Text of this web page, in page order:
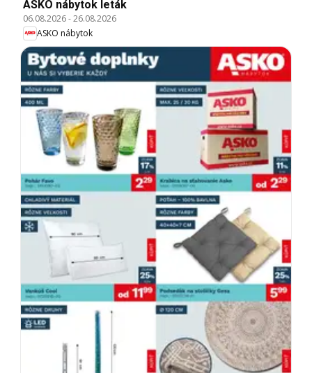
ASKO nábytok leták
06.08.2026-26.08.2026
ASKO nábytok